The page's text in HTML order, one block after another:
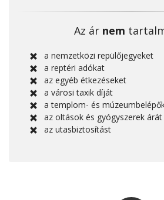
Az ár nem
a nemzetközi repülőjegyeket
a reptéri adókat
az egyéb étkezéseket
a városi taxik díját
a templom- és
az oltások és gyógyszerek árát
az utasbiztosítást